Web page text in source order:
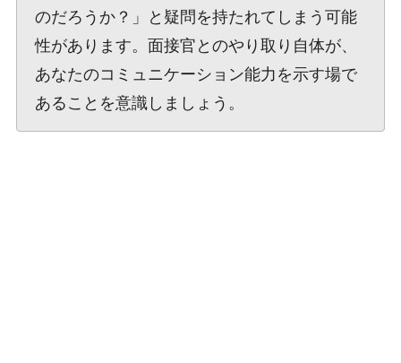
のだろうか？」と疑問を持たれてしまう可能
性があります。面接官とのやり取り自体が、
あなたのコミュニケーション能力を示す場で
あることを意識しましょう。